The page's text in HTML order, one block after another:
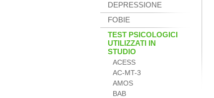
DEPRESSIONE
FOBIE
TEST PSICOLOGICI
UTILIZZATI IN
STUDIO
ACESS
AC-MT-3
AMOS
BAB